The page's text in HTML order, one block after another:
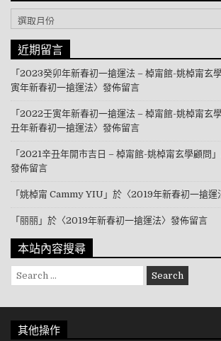
月份分類
近期留言
「2023癸卯年新春初一搶運法 – 棹甯館-姚棹甯玄
寅年新春初一搶運法〉發佈留言
「2022壬寅年新春初一搶運法 – 棹甯館-姚棹甯玄
丑年新春初一搶運法〉發佈留言
「2021辛丑年開市吉日 – 棹甯館-姚棹甯玄學顧問
發佈留言
「姚棹甯 Cammy YIU 」於〈2019年新春初一搶運
「丽丽 」於〈2019年新春初一搶運法〉發佈留言
本站內容搜尋
Search for:
其他操作